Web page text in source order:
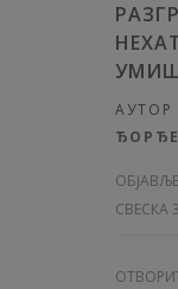
АУТОР
СВЕСКА